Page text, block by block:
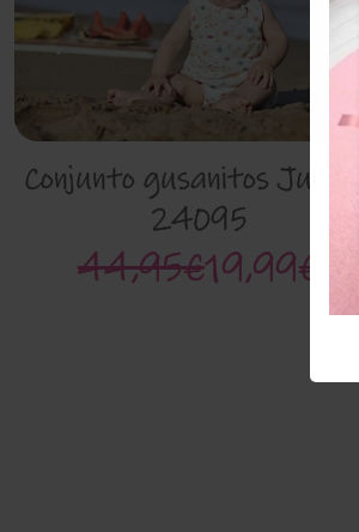
Conjunto gusanitos Juliana
24095
44,95€19,99€